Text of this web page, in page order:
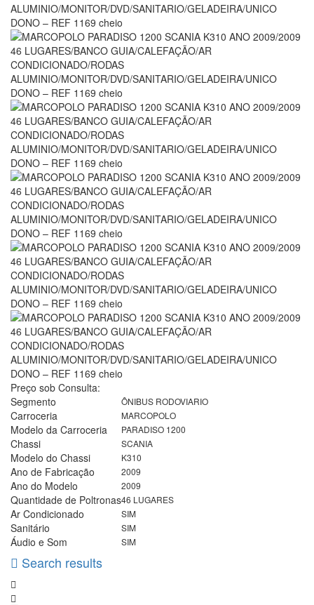
Preço sob Consulta:
Segmento
ÔNIBUS RODOVIARIO
Carroceria MARCOPOLO
Modelo da Carroceria PARADISO 1200
Chassi SCANIA
Modelo do Chassi K310
Ano de Fabricação 2009
Ano do Modelo 2009
Quantidade de Poltronas46 LUGARES
Ar Condicionado SIM
Sanitário SIM
Áudio e Som SIM
Search results